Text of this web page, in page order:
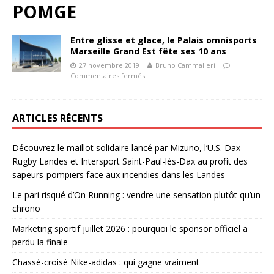
POMGE
Entre glisse et glace, le Palais omnisports
Marseille Grand Est fête ses 10 ans
27 novembre 2019
Bruno Cammalleri
Commentaires fermés
ARTICLES RÉCENTS
Découvrez le maillot solidaire lancé par Mizuno, l’U.S. Dax
Rugby Landes et Intersport Saint-Paul-lès-Dax au profit des
sapeurs-pompiers face aux incendies dans les Landes
Le pari risqué d’On Running : vendre une sensation plutôt qu’un
chrono
Marketing sportif juillet 2026 : pourquoi le sponsor officiel a
perdu la finale
Chassé-croisé Nike-adidas : qui gagne vraiment